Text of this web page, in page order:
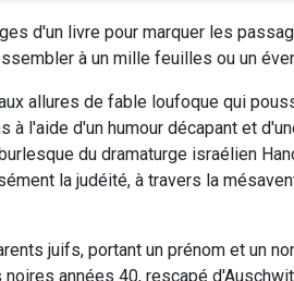
d'un livre pour marquer les
à un mille feuilles ou un
allures de fable loufoque qui
à l'aide d'un humour décapant et
du dramaturge israélien
la judéité, à travers la
juifs, portant un prénom et un
années 40, rescapé